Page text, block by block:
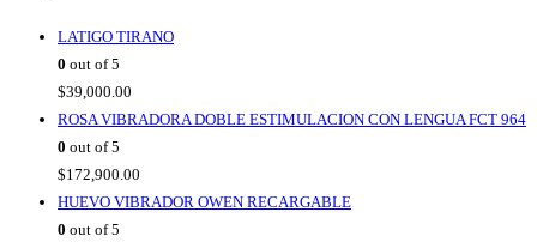
LATIGO TIRANO
0 out of 5
$39,000.00
ROSA VIBRADORA DOBLE ESTIMULACION CON LENGUA FCT 964
0 out of 5
$172,900.00
HUEVO VIBRADOR OWEN RECARGABLE
0 out of 5